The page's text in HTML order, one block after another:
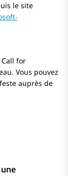
le site
Call for
Vous pouvez
auprès de